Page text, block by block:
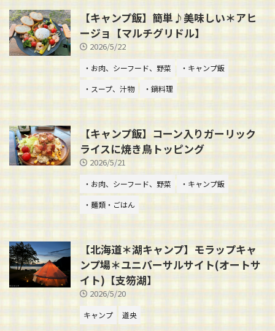
【キャンプ飯】簡単♪美味しい＊アヒ
ージョ【マルチグリドル】
2026/5/22
・お肉、シーフード、野菜
・キャンプ飯
・スープ、汁物
・鍋料理
【キャンプ飯】コーン入りガーリック
ライスに焼き鳥トッピング
2026/5/21
・お肉、シーフード、野菜
・キャンプ飯
・麺類・ごはん
【北海道＊湖キャンプ】モラップキャ
ンプ場＊ユニバーサルサイト(オートサ
イト)【支笏湖】
2026/5/20
キャンプ 道央